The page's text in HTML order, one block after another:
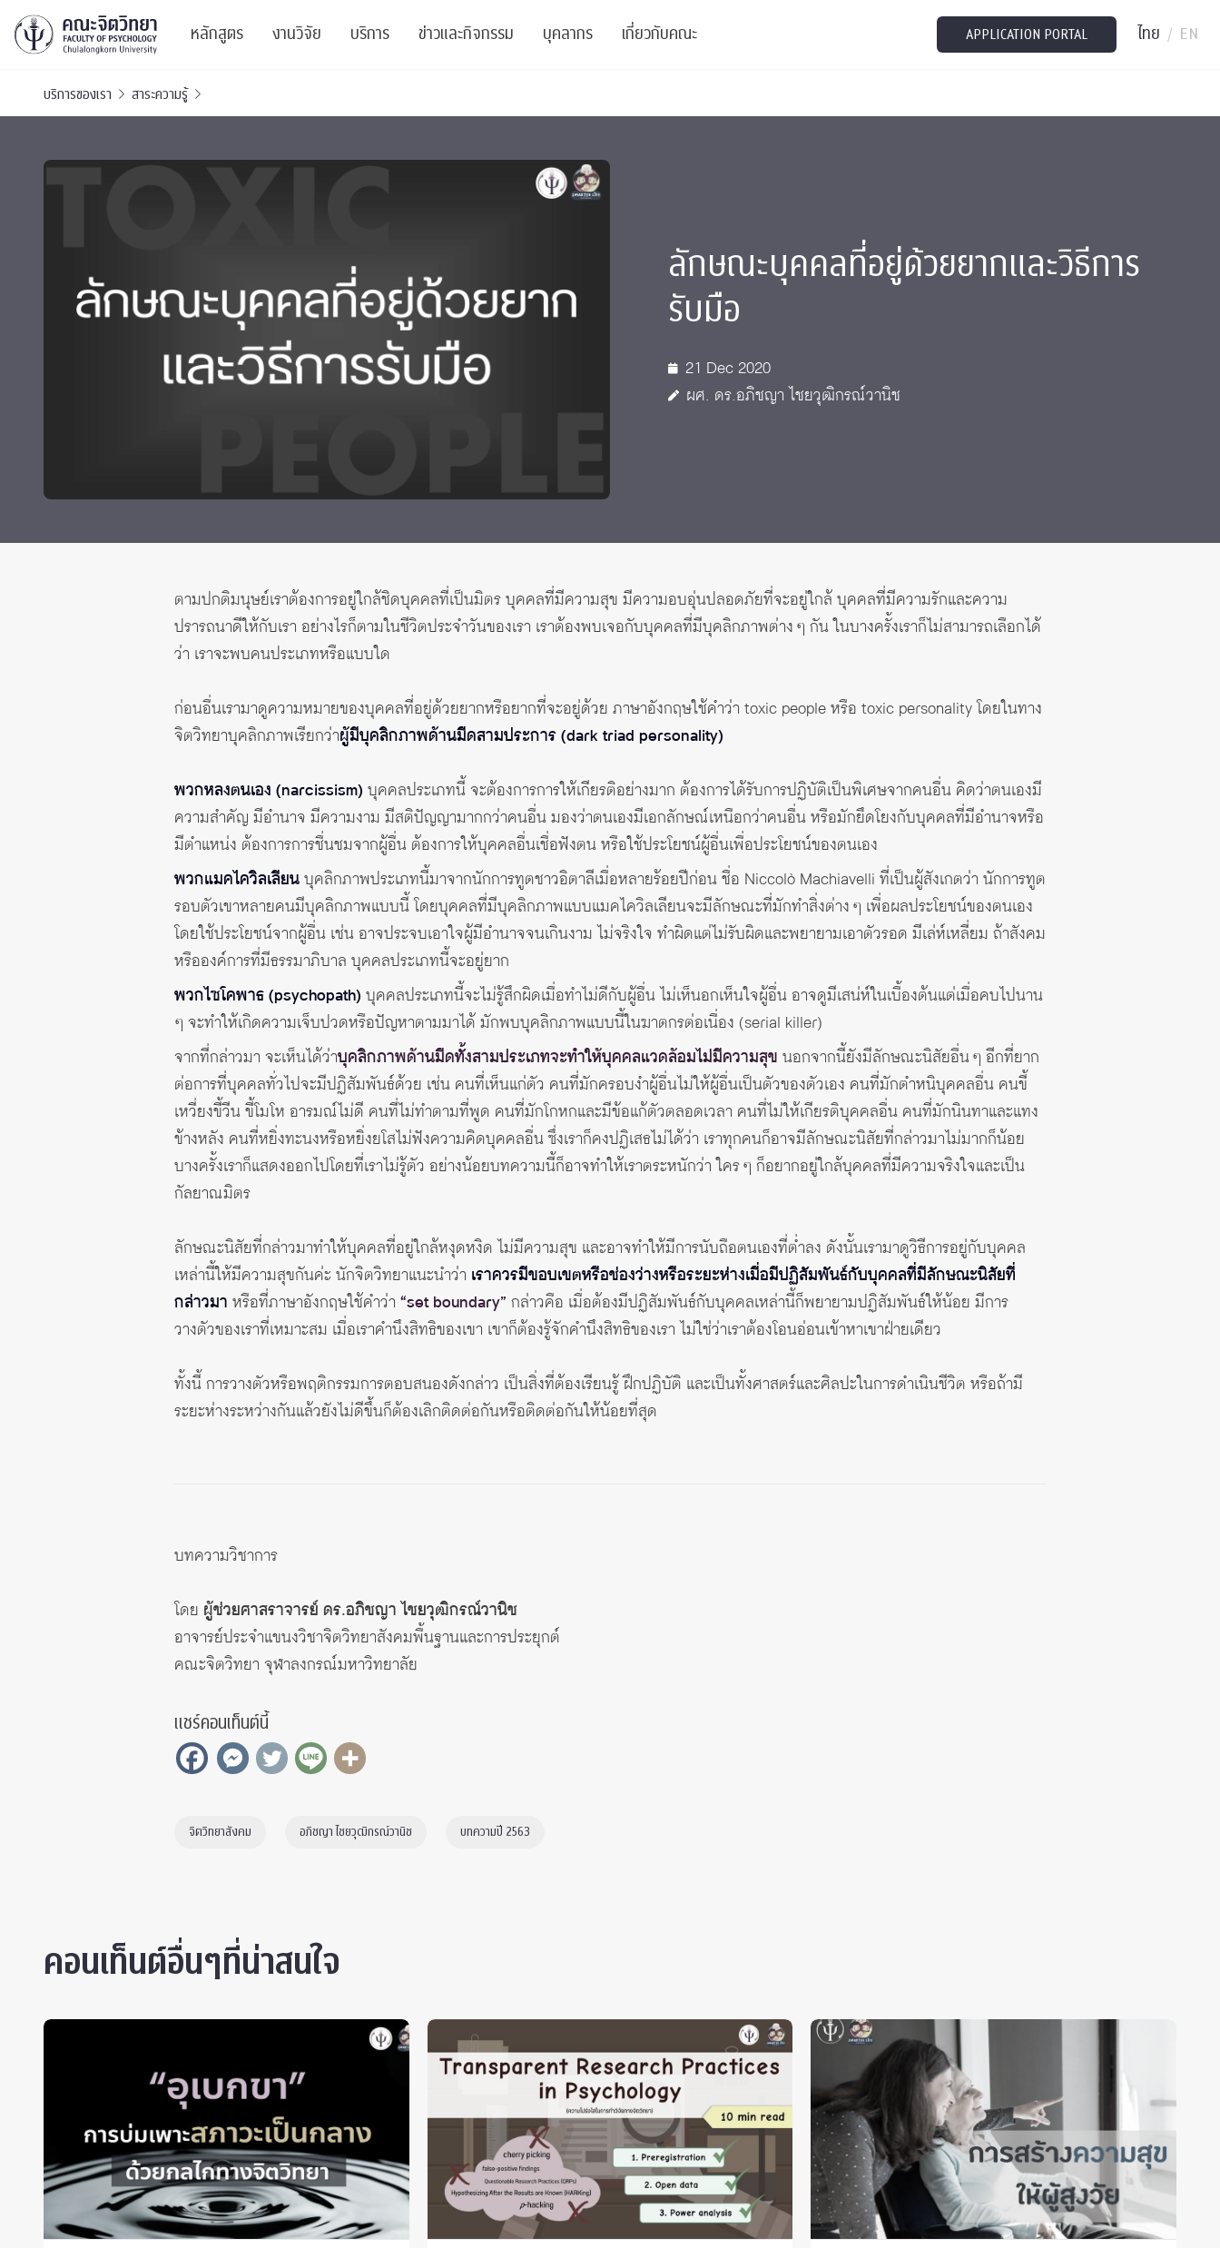
หลักสูตร
นิสิตปัจจุบัน
งานวิจัย
ทรัพยากรและสิ่งสนับสนุน
งานประชุมวิชาการระดับนานาชาติ
SSBW Activities
บริการ
บริการวิชาการ
ศูนย์จิตวิทยาเพื่อประสิทธิภาพองค์กร
Life Di
CU Radio
ข่าวและกิจกรรม
ข่าวประชาสัมพันธ์
ตำแหน่งงาน
บุคลากร
เจ้าหน้าที่
เกี่ยวกับคณะ
บริจาค
รายงานประจำปี
Intranet
APPLICATION PORTAL ไทย / EN
บริการของเรา สาระความรู้
ลักษณะบุคคลที่อยู่ด้วยยากและวิธีการ
รับมือ
21 Dec 2020
ผศ. ดร.อภิชญา ไชยวุฒิกรณ์วานิช
ตามปกติมนุษย์เราต้องการอยู่ใกล้ชิดบุคคลที่เป็นมิตร บุคคลที่มีความสุข มีความอบอุ่นปลอดภัยที่จะอยู่ใกล้ บุคคลที่มีความรักและความ
ปรารถนาดีให้กับเรา อย่างไรก็ตามในชีวิตประจำวันของเรา เราต้องพบเจอกับบุคคลที่มีบุคลิกภาพต่าง ๆ กัน ในบางครั้งเราก็ไม่สามารถเลือกได้
ว่า เราจะพบคนประเภทหรือแบบใด
ก่อนอื่นเรามาดูความหมายของบุคคลที่อยู่ด้วยยากหรือยากที่จะอยู่ด้วย ภาษาอังกฤษใช้คำว่า toxic people หรือ toxic personality โดยในทาง
จิตวิทยาบุคลิกภาพเรียกว่าผู้มีบุคลิกภาพด้านมืดสามประการ (dark triad personality)
พวกหลงตนเอง (narcissism) บุคคลประเภทนี้ จะต้องการการให้เกียรติอย่างมาก ต้องการได้รับการปฏิบัติเป็นพิเศษจากคนอื่น คิดว่าตนเองมี
ความสำคัญ มีอำนาจ มีความงาม มีสติปัญญามากกว่าคนอื่น มองว่าตนเองมีเอกลักษณ์เหนือกว่าคนอื่น หรือมักยึดโยงกับบุคคลที่มีอำนาจหรือ
มีตำแหน่ง ต้องการการชื่นชมจากผู้อื่น ต้องการให้บุคคลอื่นเชื่อฟังตน หรือใช้ประโยชน์ผู้อื่นเพื่อประโยชน์ของตนเอง
พวกแมคไควิลเลียนบุคลิกภาพประเภทนี้มาจากนักการทูตชาวอิตาลีเมื่อหลายร้อยปีก่อน ชื่อ Niccolò Machiavelli ที่เป็นผู้สังเกตว่า นักการทูต
รอบตัวเขาหลายคนมีบุคลิกภาพแบบนี้ โดยบุคคลที่มีบุคลิกภาพแบบแมคไควิลเลียนจะมีลักษณะที่มักทำสิ่งต่าง ๆ เพื่อผลประโยชน์ของตนเอง
โดยใช้ประโยชน์จากผู้อื่น เช่น อาจประจบเอาใจผู้มีอำนาจจนเกินงาม ไม่จริงใจ ทำผิดแต่ไม่รับผิดและพยายามเอาตัวรอด มีเล่ห์เหลี่ยม ถ้าสังคม
หรือองค์การที่มีธรรมาภิบาล บุคคลประเภทนี้จะอยู่ยาก
พวกไซโคพาธ (psychopath) บุคคลประเภทนี้จะไม่รู้สึกผิดเมื่อทำไม่ดีกับผู้อื่น ไม่เห็นอกเห็นใจผู้อื่น อาจดูมีเสน่ห์ในเบื้องต้นแต่เมื่อคบไปนาน
ๆ จะทำให้เกิดความเจ็บปวดหรือปัญหาตามมาได้ มักพบบุคลิกภาพแบบนี้ในฆาตกรต่อเนื่อง (serial killer)
จากที่กล่าวมา จะเห็นได้ว่าบุคลิกภาพด้านมืดทั้งสามประเภทจะทำให้บุคคลแวดล้อมไม่มีความสุข นอกจากนี้ยังมีลักษณะนิสัยอื่น ๆ อีกที่ยาก
ต่อการที่บุคคลทั่วไปจะมีปฏิสัมพันธ์ด้วย เช่น คนที่เห็นแก่ตัว คนที่มักครอบงำผู้อื่นไม่ให้ผู้อื่นเป็นตัวของตัวเอง คนที่มักตำหนิบุคคลอื่น คนขี้
เหวี่ยงขี้วีน ขี้โมโห อารมณ์ไม่ดี คนที่ไม่ทำตามที่พูด คนที่มักโกหกและมีข้อแก้ตัวตลอดเวลา คนที่ไม่ให้เกียรติบุคคลอื่น คนที่มักนินทาและแทง
ข้างหลัง คนที่หยิ่งทะนงหรือหยิ่งยโสไม่ฟังความคิดบุคคลอื่น ซึ่งเราก็คงปฏิเสธไม่ได้ว่า เราทุกคนก็อาจมีลักษณะนิสัยที่กล่าวมาไม่มากก็น้อย
บางครั้งเราก็แสดงออกไปโดยที่เราไม่รู้ตัว อย่างน้อยบทความนี้ก็อาจทำให้เราตระหนักว่า ใคร ๆ ก็อยากอยู่ใกล้บุคคลที่มีความจริงใจและเป็น
กัลยาณมิตร
ลักษณะนิสัยที่กล่าวมาทำให้บุคคลที่อยู่ใกล้หงุดหงิด ไม่มีความสุข และอาจทำให้มีการนับถือตนเองที่ต่ำลง ดังนั้นเรามาดูวิธีการอยู่กับบุคคล
เหล่านี้ให้มีความสุขกันค่ะ นักจิตวิทยาแนะนำว่า เราควรมีขอบเขตหรือช่องว่างหรือระยะห่างเมื่อมีปฏิสัมพันธ์กับบุคคลที่มีลักษณะนิสัยที่
กล่าวมา หรือที่ภาษาอังกฤษใช้คำว่า “set boundary” กล่าวคือ เมื่อต้องมีปฏิสัมพันธ์กับบุคคลเหล่านี้ก็พยายามปฏิสัมพันธ์ให้น้อย มีการ
วางตัวของเราที่เหมาะสม เมื่อเราคำนึงสิทธิของเขา เขาก็ต้องรู้จักคำนึงสิทธิของเรา ไม่ใช่ว่าเราต้องโอนอ่อนเข้าหาเขาฝ่ายเดียว
ทั้งนี้ การวางตัวหรือพฤติกรรมการตอบสนองดังกล่าว เป็นสิ่งที่ต้องเรียนรู้ ฝึกปฏิบัติ และเป็นทั้งศาสตร์และศิลปะในการดำเนินชีวิต หรือถ้ามี
ระยะห่างระหว่างกันแล้วยังไม่ดีขึ้นก็ต้องเลิกติดต่อกันหรือติดต่อกันให้น้อยที่สุด
บทความวิชาการ
โดย ผู้ช่วยศาสราจารย์ ดร.อภิชญา ไชยวุฒิกรณ์วานิช
อาจารย์ประจำแขนงวิชาจิตวิทยาสังคมพื้นฐานและการประยุกต์
คณะจิตวิทยา จุฬาลงกรณ์มหาวิทยาลัย
แชร์คอนเท็นต์นี้
จิตวิทยาสังคม อภิชญา ไชยวุฒิกรณ์วานิช บทความปี 2563
คอนเท็นต์อื่นๆที่น่าสนใจ